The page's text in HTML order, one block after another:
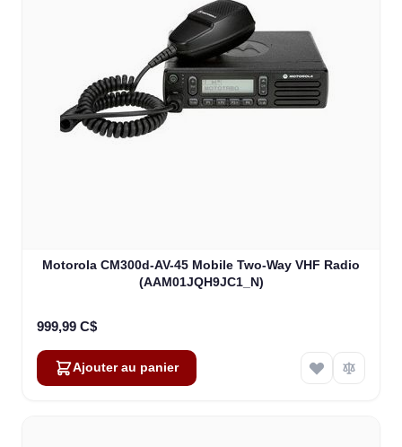
Motorola CM300d-AV-45 Mobile Two-Way VHF Radio
(AAM01JQH9JC1_N)
999,99 C$
Ajouter au panier